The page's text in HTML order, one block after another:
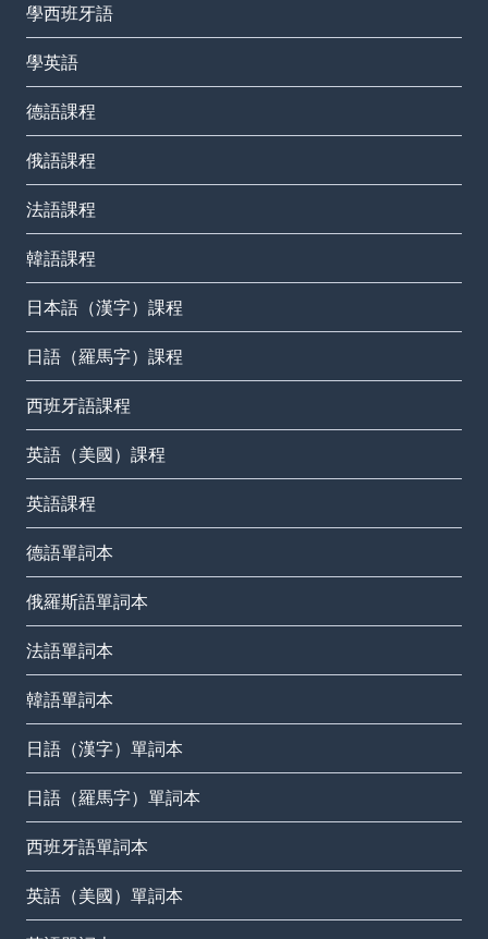
學西班牙語
學英語
德語課程
俄語課程
法語課程
韓語課程
日本語（漢字）課程
日語（羅馬字）課程
西班牙語課程
英語（美國）課程
英語課程
德語單詞本
俄羅斯語單詞本
法語單詞本
韓語單詞本
日語（漢字）單詞本
日語（羅馬字）單詞本
西班牙語單詞本
英語（美國）單詞本